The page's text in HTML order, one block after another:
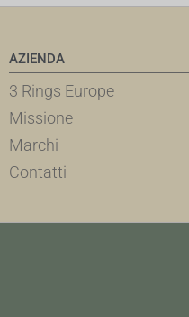
AZIENDA
3 Rings Europe
Missione
Marchi
Contatti